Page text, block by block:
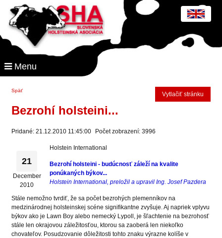
Menu
Späť
Vytlačiť stránku
Bezrohí holsteini...
Pridané: 21.12.2010 11:45:00 Počet zobrazení: 3996
21
December
2010
Holstein International
Bezrohí holsteini - budúcnosť záleží na kvalite
ponúkaných býkov...
Holstein International, preložil a upravil Ing. Josef Pazdera
Stále nemožno tvrdiť, že sa počet bezrohých plemenníkov na
medzinárodnej holsteinskej scéne signifikantne zvyšuje. Aj napriek vplyvu
býkov ako je Lawn Boy alebo nemecký Lypoll, je šľachtenie na bezrohosť
stále len okrajovou záležitosťou, ktorou sa zaoberá len niekoľko
chovateľov. Posudzovanie dôležitosti tohto znaku výrazne kolíše v